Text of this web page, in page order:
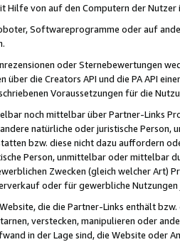
Hilfe von auf den Computern der
Softwareprogramme oder auf
oder Sternebewertungen
über die Creators API und die PA API
Voraussetzungen für die
noch mittelbar über Partner-Links
natürliche oder juristische
bzw. diese nicht dazu auffordern
Person, unmittelbar oder mittelbar
Zwecken (gleich welcher Art)
oder für gewerbliche
die die Partner-Links enthält
verstecken, manipulieren oder
in der Lage sind, die Website oder